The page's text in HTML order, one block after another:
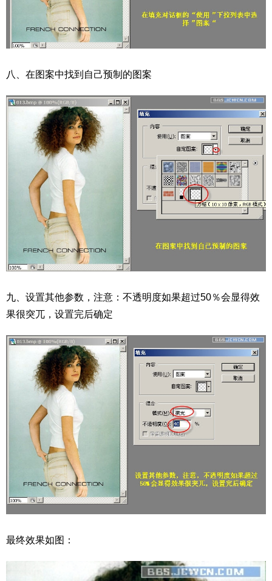
八、在图案中找到自己预制的图案
九、设置其他参数，注意：不透明度如果超过50％会显得效
果很突兀，设置完后确定
最终效果如图：